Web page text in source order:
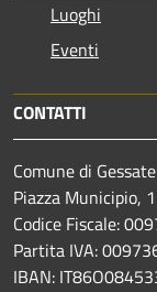
Luoghi
Eventi
CONTATTI
Comune di Gessate
Piazza Municipio,
Codice Fiscale:
Partita IVA:
IBAN: